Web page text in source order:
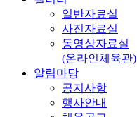
일반자료실
사진자료실
동영상자료실
(온라인체육관)
알림마당
공지사항
행사안내